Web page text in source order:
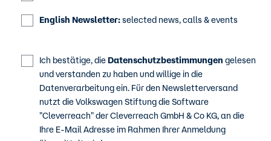
English Newsletter:selected news, calls & events
Ich bestätige, die Datenschutzbestimmungen gelesen
und verstanden zu haben und willige in die
Datenverarbeitung ein. Für den Newsletterversand
nutzt die Volkswagen Stiftung die Software
"Cleverreach" der Cleverreach GmbH & Co KG, an die
Ihre E-Mail Adresse im Rahmen Ihrer Anmeldung